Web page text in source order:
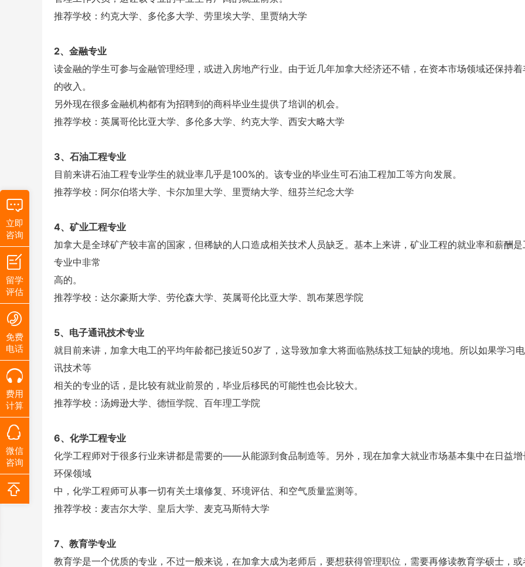
推荐学校：约克大学、多伦多大学、劳里埃大学、里贾纳大学
2、金融专业
读金融的学生可参与金融管理经理，或进入房地产行业。由于近几年加拿大经济还不错，在资本市场领域还保持着
的收入。
另外现在很多金融机构都有为招聘到的商科毕业生提供了培训的机会。
推荐学校：英属哥伦比亚大学、多伦多大学、约克大学、西安大略大学
3、石油工程专业
目前来讲石油工程专业学生的就业率几乎是100%的。该专业的毕业生可石油工程加工等方向发展。
推荐学校：阿尔伯塔大学、卡尔加里大学、里贾纳大学、纽芬兰纪念大学
4、矿业工程专业
加拿大是全球矿产较丰富的国家，但稀缺的人口造成相关技术人员缺乏。基本上来讲，矿业工程的就业率和薪酬是
专业中非常
高的。
推荐学校：达尔豪斯大学、劳伦森大学、英属哥伦比亚大学、凯布莱恩学院
5、电子通讯技术专业
就目前来讲，加拿大电工的平均年龄都已接近50岁了，这导致加拿大将面临熟练技工短缺的境地。所以如果学习
讯技术等
相关的专业的话，是比较有就业前景的，毕业后移民的可能性也会比较大。
推荐学校：汤姆逊大学、德恒学院、百年理工学院
6、化学工程专业
化学工程师对于很多行业来讲都是需要的——从能源到食品制造等。另外，现在加拿大就业市场基本集中在日益增
环保领域
中，化学工程师可从事一切有关土壤修复、环境评估、和空气质量监测等。
推荐学校：麦吉尔大学、皇后大学、麦克马斯特大学
7、教育学专业
教育学是一个优质的专业，不过一般来说，在加拿大成为老师后，要想获得管理职位，需要再修读教育学硕士，或
立即
咨询
留学
评估
免费
电话
费用
计算
微信
咨询